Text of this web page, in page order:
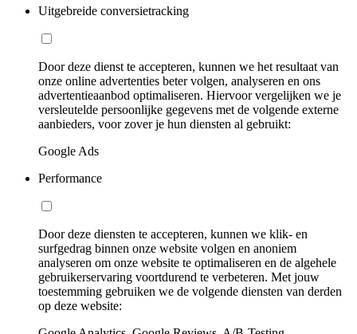
Uitgebreide conversietracking
Door deze dienst te accepteren, kunnen we het resultaat van
onze online advertenties beter volgen, analyseren en ons
advertentieaanbod optimaliseren. Hiervoor vergelijken we je
versleutelde persoonlijke gegevens met de volgende externe
aanbieders, voor zover je hun diensten al gebruikt:
Google Ads
Performance
Door deze diensten te accepteren, kunnen we klik- en
surfgedrag binnen onze website volgen en anoniem
analyseren om onze website te optimaliseren en de algehele
gebruikerservaring voortdurend te verbeteren. Met jouw
toestemming gebruiken we de volgende diensten van derden
op deze website: